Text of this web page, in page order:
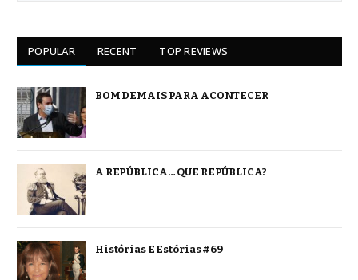
POPULAR RECENT TOP REVIEWS
BOM DEMAIS PARA ACONTECER
A REPÚBLICA… QUE REPÚBLICA?
Histórias E Estórias #69